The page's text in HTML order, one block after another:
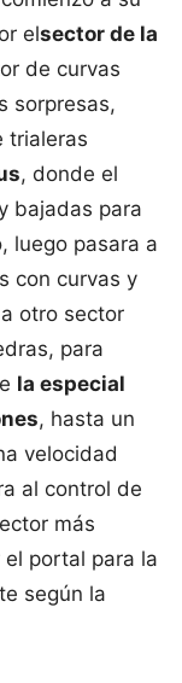
elsector de la
de curvas
sorpresas,
trialeras
, donde el
bajadas para
luego pasara a
con curvas y
otro sector
para
la especial
, hasta un
velocidad
al control de
más
portal para la
según la